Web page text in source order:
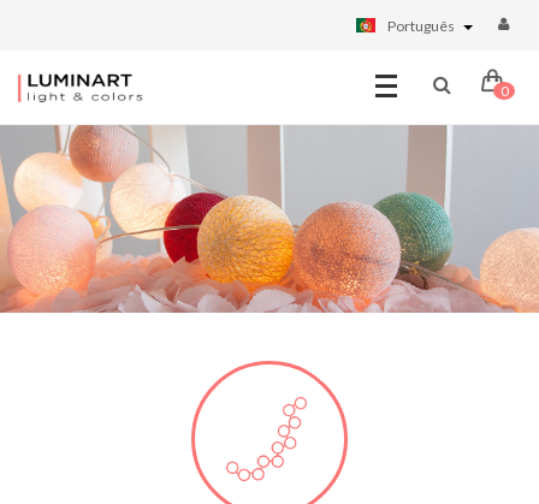
Português
0